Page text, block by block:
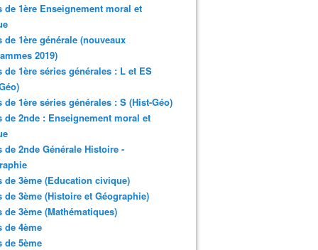
de 1ère Enseignement moral et
de 1ère générale (nouveaux
2019)
de 1ère séries générales : L et ES
de 1ère séries générales : S (Hist-Géo)
de 2nde : Enseignement moral et
de 2nde Générale Histoire -
de 3ème (Education civique)
de 3ème (Histoire et Géographie)
de 3ème (Mathématiques)
de 4ème
de 5ème